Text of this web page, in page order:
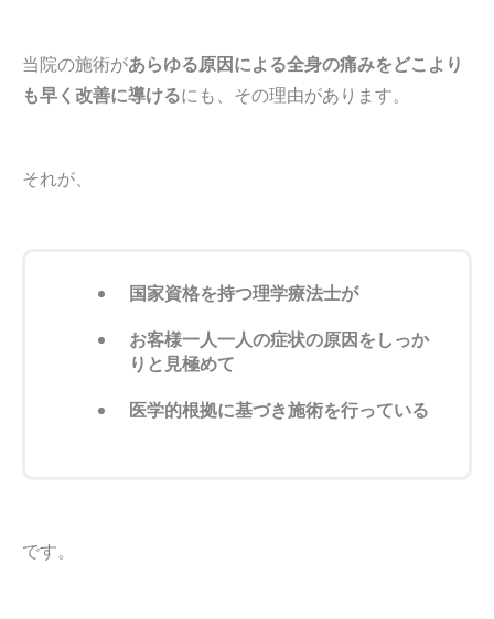
当院の施術があらゆる原因による全身の痛みをどこより
も早く改善に導けるにも、その理由があります。
それが、
国家資格を持つ理学療法士が
お客様一人一人の症状の原因をしっか
りと見極めて
医学的根拠に基づき施術を行っている
です。